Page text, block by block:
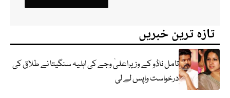
تازہ ترین خبریں
تامل ناڈو کے وزیراعلیٰ وجے کی اہلیہ سنگیتا نے طلاق کی
درخواست واپس لے لی